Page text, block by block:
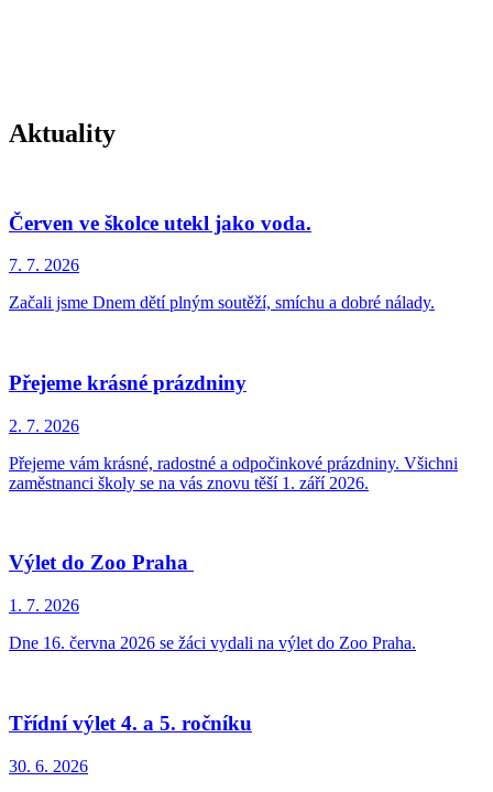
Aktuality
Červen ve školce utekl jako voda.
7. 7. 2026
Začali jsme Dnem dětí plným soutěží, smíchu a dobré nálady.
Přejeme krásné prázdniny
2. 7. 2026
Přejeme vám krásné, radostné a odpočinkové prázdniny. Všichni
zaměstnanci školy se na vás znovu těší 1. září 2026.
Výlet do Zoo Praha
1. 7. 2026
Dne 16. června 2026 se žáci vydali na výlet do Zoo Praha.
Třídní výlet 4. a 5. ročníku
30. 6. 2026